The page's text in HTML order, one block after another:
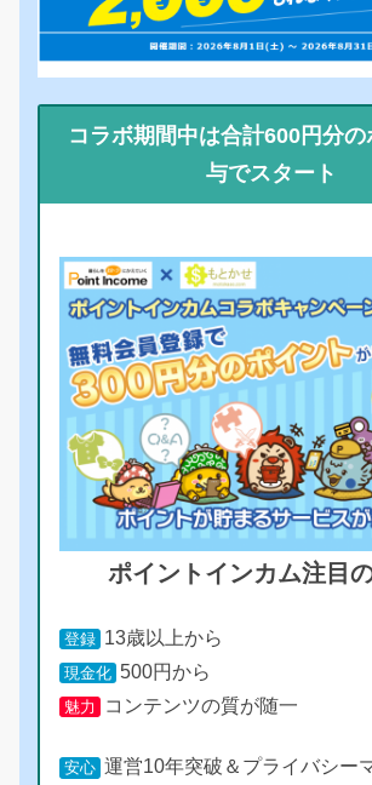
コラボ期間中は合計600円分
与でスタート
ポイントインカム注目
登録 13歳以上から
現金化 500円から
魅力 コンテンツの質が随一
安心 運営10年突破＆プライバシー